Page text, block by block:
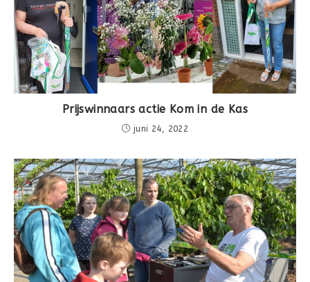
Prijswinnaars actie Kom in de Kas
juni 24, 2022